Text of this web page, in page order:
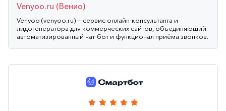
Venyoo.ru (Венио)
Venyoo (venyoo.ru) — сервис онлайн‑консультанта и
лидогенератора для коммерческих сайтов, объединяющий
автоматизированный чат‑бот и функционал приёма звонков.